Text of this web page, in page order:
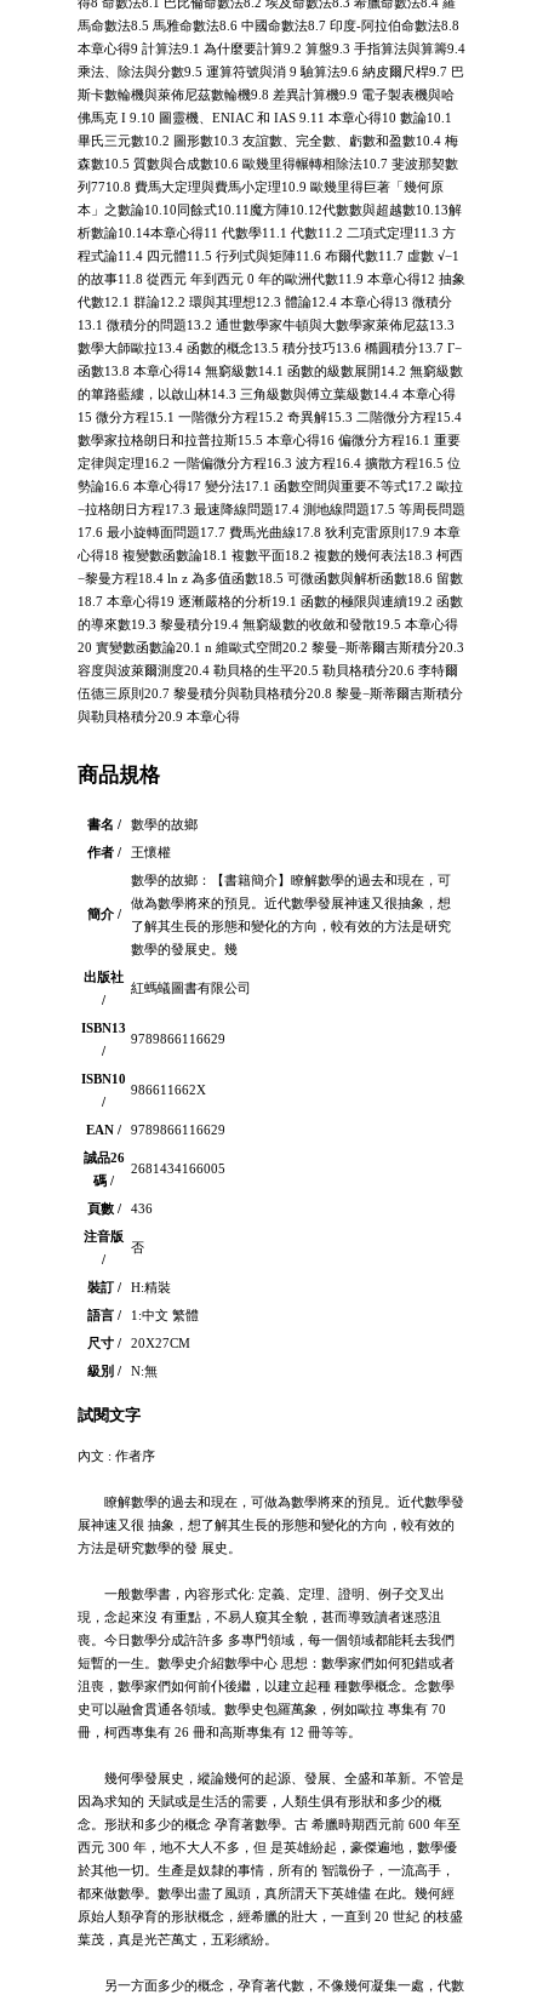
馬命數法8.5 馬雅命數法8.6 中國命數法8.7 印度-阿拉伯命數法8.8
本章心得9 計算法9.1 為什麼要計算9.2 算盤9.3 手指算法與算籌9.4
乘法、除法與分數9.5 運算符號與消 9 驗算法9.6 納皮爾尺桿9.7 巴
斯卡數輪機與萊佈尼茲數輪機9.8 差異計算機9.9 電子製表機與哈
佛馬克 I 9.10 圖靈機、ENIAC 和 IAS 9.11 本章心得10 數論10.1
畢氏三元數10.2 圖形數10.3 友誼數、完全數、虧數和盈數10.4 梅
森數10.5 質數與合成數10.6 歐幾里得輾轉相除法10.7 斐波那契數
列7710.8 費馬大定理與費馬小定理10.9 歐幾里得巨著「幾何原
本」之數論10.10同餘式10.11魔方陣10.12代數數與超越數10.13解
析數論10.14本章心得11 代數學11.1 代數11.2 二項式定理11.3 方
程式論11.4 四元體11.5 行列式與矩陣11.6 布爾代數11.7 虛數 √−1
的故事11.8 從西元 年到西元 0 年的歐洲代數11.9 本章心得12 抽象
代數12.1 群論12.2 環與其理想12.3 體論12.4 本章心得13 微積分
13.1 微積分的問題13.2 通世數學家牛頓與大數學家萊佈尼茲13.3
數學大師歐拉13.4 函數的概念13.5 積分技巧13.6 橢圓積分13.7 Γ−
函數13.8 本章心得14 無窮級數14.1 函數的級數展開14.2 無窮級數
的篳路藍縷，以啟山林14.3 三角級數與傅立葉級數14.4 本章心得
15 微分方程15.1 一階微分方程15.2 奇異解15.3 二階微分方程15.4
數學家拉格朗日和拉普拉斯15.5 本章心得16 偏微分方程16.1 重要
定律與定理16.2 一階偏微分方程16.3 波方程16.4 擴散方程16.5 位
勢論16.6 本章心得17 變分法17.1 函數空間與重要不等式17.2 歐拉
−拉格朗日方程17.3 最速降線問題17.4 測地線問題17.5 等周長問題
17.6 最小旋轉面問題17.7 費馬光曲線17.8 狄利克雷原則17.9 本章
心得18 複變數函數論18.1 複數平面18.2 複數的幾何表法18.3 柯西
−黎曼方程18.4 ln z 為多值函數18.5 可微函數與解析函數18.6 留數
18.7 本章心得19 逐漸嚴格的分析19.1 函數的極限與連續19.2 函數
的導來數19.3 黎曼積分19.4 無窮級數的收斂和發散19.5 本章心得
20 實變數函數論20.1 n 維歐式空間20.2 黎曼−斯蒂爾吉斯積分20.3
容度與波萊爾測度20.4 勒貝格的生平20.5 勒貝格積分20.6 李特爾
伍德三原則20.7 黎曼積分與勒貝格積分20.8 黎曼−斯蒂爾吉斯積分
與勒貝格積分20.9 本章心得
商品規格
書名 /
數學的故鄉
作者 /
王懷權
簡介 /
數學的故鄉：【書籍簡介】瞭解數學的過去和現在，可
做為數學將來的預見。近代數學發展神速又很抽象，想
了解其生長的形態和變化的方向，較有效的方法是研究
數學的發展史。幾
出版社
/
紅螞蟻圖書有限公司
ISBN13
/
9789866116629
ISBN10
/
986611662X
EAN /
9789866116629
誠品26
碼 /
2681434166005
頁數 /
436
注音版
/
否
裝訂 /
H:精裝
語言 /
1:中文 繁體
尺寸 /
20X27CM
級別 /
N:無
試閱文字
內文 : 作者序
瞭解數學的過去和現在，可做為數學將來的預見。近代數學發
展神速又很 抽象，想了解其生長的形態和變化的方向，較有效的
方法是研究數學的發 展史。
一般數學書，內容形式化: 定義、定理、證明、例子交叉出
現，念起來沒 有重點，不易人窺其全貌，甚而導致讀者迷惑沮
喪。今日數學分成許許多 多專門領域，每一個領域都能耗去我們
短暫的一生。數學史介紹數學中心 思想：數學家們如何犯錯或者
沮喪，數學家們如何前仆後繼，以建立起種 種數學概念。念數學
史可以融會貫通各領域。數學史包羅萬象，例如歐拉 專集有 70
冊，柯西專集有 26 冊和高斯專集有 12 冊等等。
幾何學發展史，縱論幾何的起源、發展、全盛和革新。不管是
因為求知的 天賦或是生活的需要，人類生俱有形狀和多少的概
念。形狀和多少的概念 孕育著數學。古 希臘時期西元前 600 年至
西元 300 年，地不大人不多，但 是英雄紛起，豪傑遍地，數學優
於其他一切。生產是奴隸的事情，所有的 智識份子，一流高手，
都來做數學。數學出盡了風頭，真所謂天下英雄儘 在此。幾何經
原始人類孕育的形狀概念，經希臘的壯大，一直到 20 世紀 的枝盛
葉茂，真是光芒萬丈，五彩繽紛。
另一方面多少的概念，孕育著代數，不像幾何凝集一處，代數